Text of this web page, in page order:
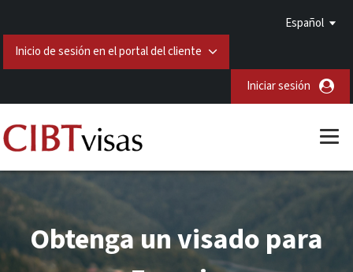
Español
Inicio de sesión en el portal del cliente
Iniciar sesión
Obtenga un visado para